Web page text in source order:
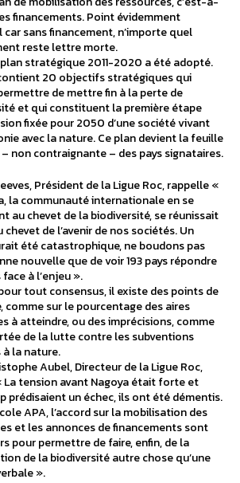
financements. Point évidemment
car sans financement, n’importe quel
reste lettre morte.
plan stratégique 2011-2020 a été adopté.
20 objectifs stratégiques qui
de mettre fin à la perte de
et qui constituent la première étape
fixée pour 2050 d’une société vivant
avec la nature. Ce plan devient la feuille
non contraignante – des pays signataires.
Président de la Ligue Roc, rappelle «
la communauté internationale en se
au chevet de la biodiversité, se réunissait
chevet de l’avenir de nos sociétés. Un
été catastrophique, ne boudons pas
nouvelle que de voir 193 pays répondre
à l’enjeu ».
tout consensus, il existe des points de
comme sur le pourcentage des aires
à atteindre, ou des imprécisions, comme
de la lutte contre les subventions
la nature.
Aubel, Directeur de la Ligue Roc,
La tension avant Nagoya était forte et
prédisaient un échec, ils ont été démentis.
APA, l’accord sur la mobilisation des
et les annonces de financements sont
pour permettre de faire, enfin, de la
de la biodiversité autre chose qu’une
».